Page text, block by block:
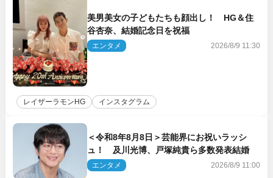
美男美女の子どもたちも顔出し！ HG＆住
谷杏奈、結婚記念日を祝福
エンタメ 2026/8/9 11:30
レイザーラモンHG インスタグラム
＜令和8年8月8日＞芸能界にお祝いラッシ
ュ！ 及川光博、戸塚純貴ら多数発表結婚
エンタメ 2026/8/9 11:00